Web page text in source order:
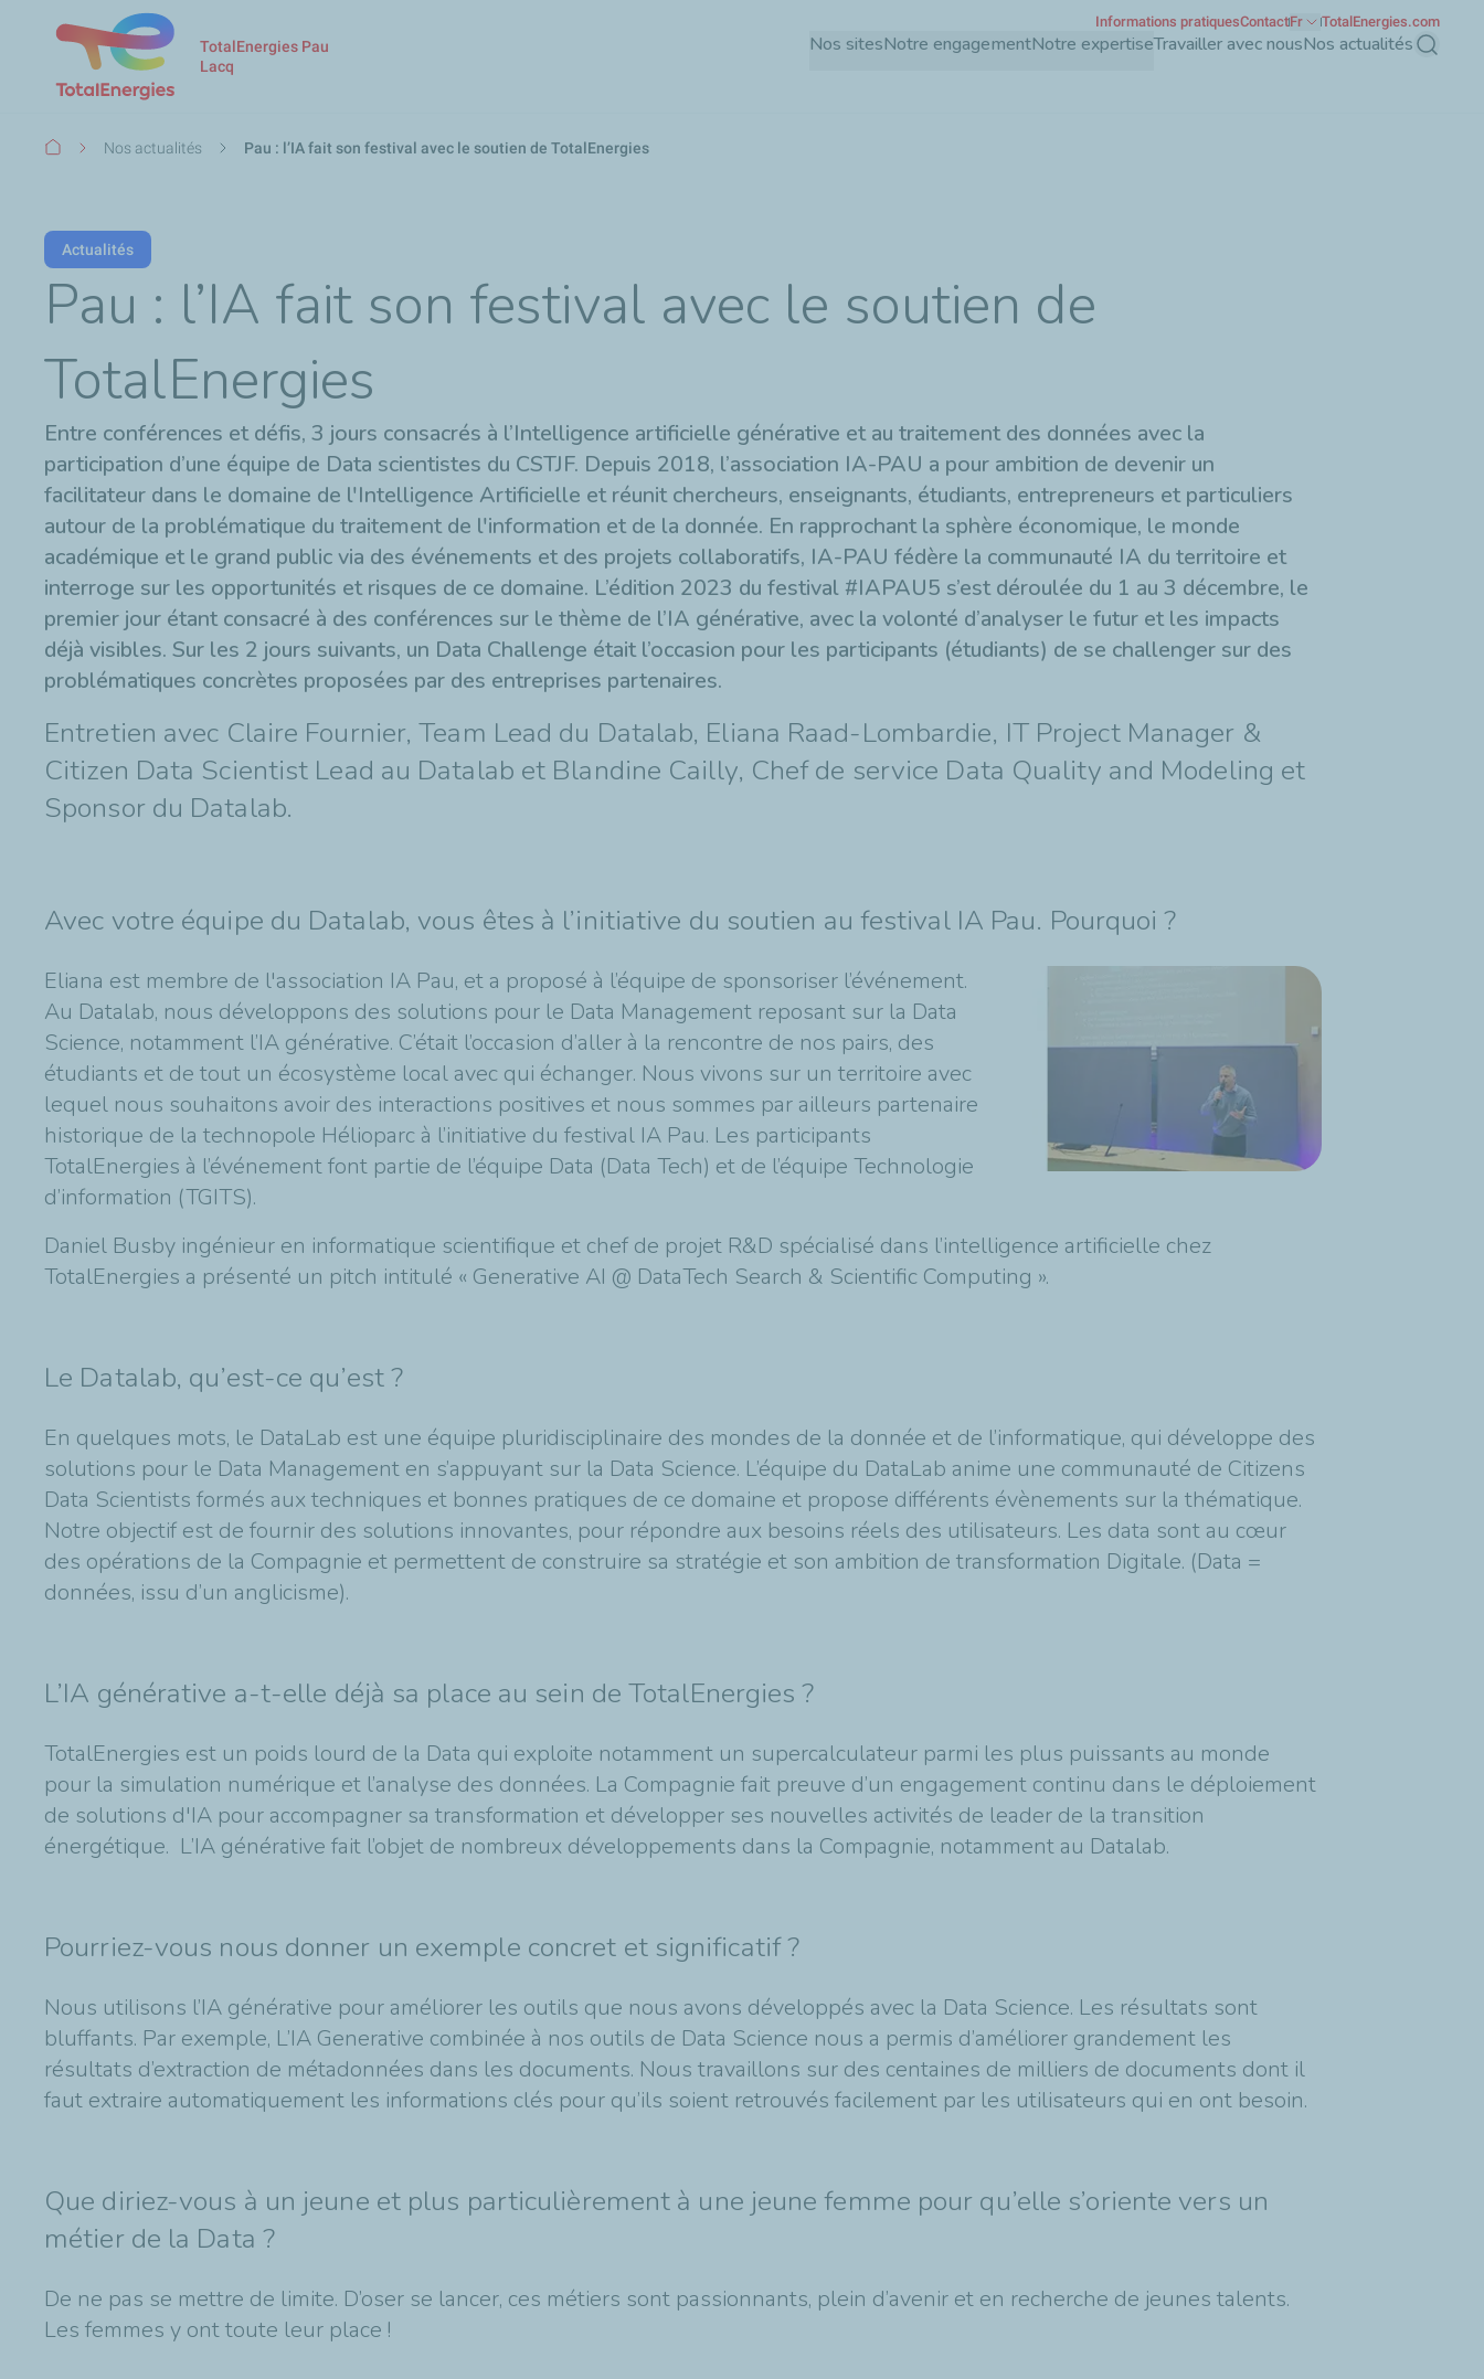
TotalEnergies Pau
Lacq
Nos sitesNotre engagementNotre expertiseTravailler avec nousNos actualités
Informations pratiquesContactFr TotalEnergies.com
Fil
Nos actualités Pau : l’IA fait son festival avec le soutien de TotalEnergies
Actualités
Pau : l’IA fait son festival avec le soutien de
TotalEnergies
Entre conférences et défis, 3 jours consacrés à l’Intelligence artificielle générative et au traitement des données avec la
participation d’une équipe de Data scientistes du CSTJF. Depuis 2018, l’association IA-PAU a pour ambition de devenir un
facilitateur dans le domaine de l'Intelligence Artificielle et réunit chercheurs, enseignants, étudiants, entrepreneurs et particuliers
autour de la problématique du traitement de l'information et de la donnée. En rapprochant la sphère économique, le monde
académique et le grand public via des événements et des projets collaboratifs, IA-PAU fédère la communauté IA du territoire et
interroge sur les opportunités et risques de ce domaine. L’édition 2023 du festival #IAPAU5 s’est déroulée du 1 au 3 décembre, le
premier jour étant consacré à des conférences sur le thème de l’IA générative, avec la volonté d’analyser le futur et les impacts
déjà visibles. Sur les 2 jours suivants, un Data Challenge était l’occasion pour les participants (étudiants) de se challenger sur des
problématiques concrètes proposées par des entreprises partenaires.
Entretien avec Claire Fournier, Team Lead du Datalab, Eliana Raad-Lombardie, IT Project Manager &
Citizen Data Scientist Lead au Datalab et Blandine Cailly, Chef de service Data Quality and Modeling et
Sponsor du Datalab.
Avec votre équipe du Datalab, vous êtes à l’initiative du soutien au festival IA Pau. Pourquoi ?
Eliana est membre de l'association IA Pau, et a proposé à l’équipe de sponsoriser l’événement.
Au Datalab, nous développons des solutions pour le Data Management reposant sur la Data
Science, notamment l’IA générative. C’était l’occasion d’aller à la rencontre de nos pairs, des
étudiants et de tout un écosystème local avec qui échanger. Nous vivons sur un territoire avec
lequel nous souhaitons avoir des interactions positives et nous sommes par ailleurs partenaire
historique de la technopole Hélioparc à l’initiative du festival IA Pau. Les participants
TotalEnergies à l’événement font partie de l’équipe Data (Data Tech) et de l’équipe Technologie
d’information (TGITS).
Daniel Busby ingénieur en informatique scientifique et chef de projet R&D spécialisé dans l’intelligence artificielle chez
TotalEnergies a présenté un pitch intitulé « Generative AI @ DataTech Search & Scientific Computing ».
Le Datalab, qu’est-ce qu’est ?
En quelques mots, le DataLab est une équipe pluridisciplinaire des mondes de la donnée et de l’informatique, qui développe des
solutions pour le Data Management en s’appuyant sur la Data Science. L’équipe du DataLab anime une communauté de Citizens
Data Scientists formés aux techniques et bonnes pratiques de ce domaine et propose différents évènements sur la thématique.
Notre objectif est de fournir des solutions innovantes, pour répondre aux besoins réels des utilisateurs. Les data sont au cœur
des opérations de la Compagnie et permettent de construire sa stratégie et son ambition de transformation Digitale. (Data =
données, issu d’un anglicisme).
L’IA générative a-t-elle déjà sa place au sein de TotalEnergies ?
TotalEnergies est un poids lourd de la Data qui exploite notamment un supercalculateur parmi les plus puissants au monde
pour la simulation numérique et l’analyse des données. La Compagnie fait preuve d’un engagement continu dans le déploiement
de solutions d'IA pour accompagner sa transformation et développer ses nouvelles activités de leader de la transition
énergétique. L’IA générative fait l’objet de nombreux développements dans la Compagnie, notamment au Datalab.
Pourriez-vous nous donner un exemple concret et significatif ?
Nous utilisons l’IA générative pour améliorer les outils que nous avons développés avec la Data Science. Les résultats sont
bluffants. Par exemple, L’IA Generative combinée à nos outils de Data Science nous a permis d’améliorer grandement les
résultats d’extraction de métadonnées dans les documents. Nous travaillons sur des centaines de milliers de documents dont il
faut extraire automatiquement les informations clés pour qu’ils soient retrouvés facilement par les utilisateurs qui en ont besoin.
Que diriez-vous à un jeune et plus particulièrement à une jeune femme pour qu’elle s’oriente vers un
métier de la Data ?
De ne pas se mettre de limite. D’oser se lancer, ces métiers sont passionnants, plein d’avenir et en recherche de jeunes talents.
Les femmes y ont toute leur place !